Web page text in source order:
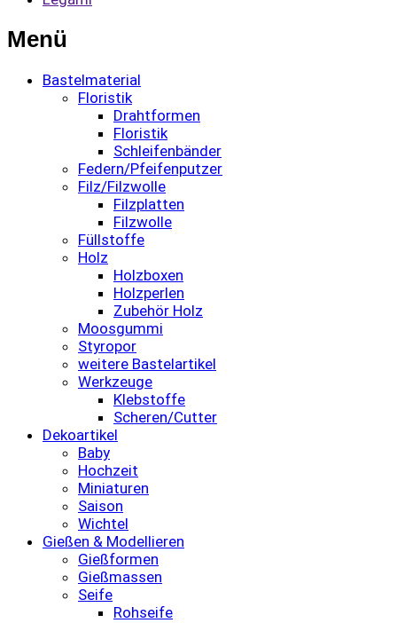
Menü
Bastelmaterial
Floristik
Drahtformen
Floristik
Schleifenbänder
Federn/Pfeifenputzer
Filz/Filzwolle
Filzplatten
Filzwolle
Füllstoffe
Holz
Holzboxen
Holzperlen
Zubehör Holz
Moosgummi
Styropor
weitere Bastelartikel
Werkzeuge
Klebstoffe
Scheren/Cutter
Dekoartikel
Baby
Hochzeit
Miniaturen
Saison
Wichtel
Gießen & Modellieren
Gießformen
Gießmassen
Seife
Rohseife